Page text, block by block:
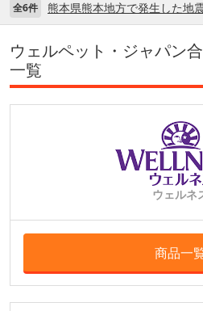
全6件
ウェルペット・ジャパン
一覧
ウェルネ
商品一